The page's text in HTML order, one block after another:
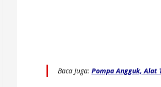
Baca Juga: Pompa Angguk, Alat